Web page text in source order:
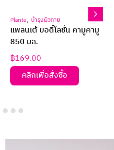
Plante, บำรุงผิวกาย
แพลนเต้ บอดี้โลชั่น คามูคามู
850 มล.
฿169.00
คลิกเพื่อสั่งซื้อ